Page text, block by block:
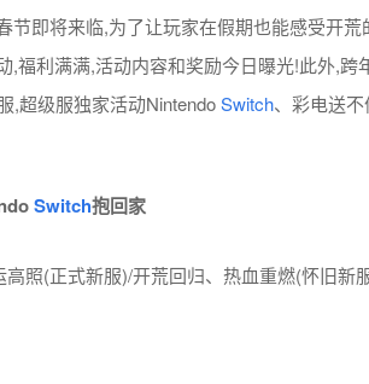
节即将来临,为了让玩家在假期也能感受开
,福利满满,活动内容和奖励今日曝光!此外,跨
,超级服独家活动NintendoSwitch、彩电送不